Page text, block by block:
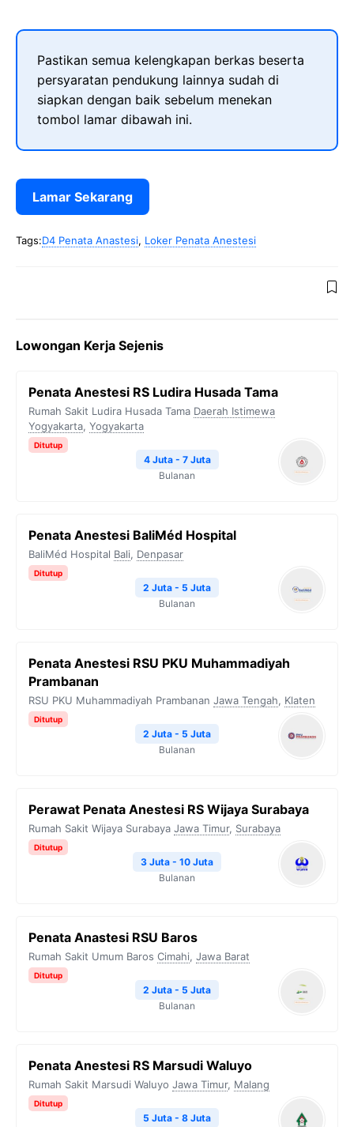
Pastikan semua kelengkapan berkas beserta
persyaratan pendukung lainnya sudah di
siapkan dengan baik sebelum menekan
tombol lamar dibawah ini.
Lamar Sekarang
Tags:D4 Penata Anastesi, Loker Penata Anestesi
Lowongan Kerja Sejenis
Penata Anestesi RS Ludira Husada Tama
Rumah Sakit Ludira Husada Tama Daerah Istimewa
Yogyakarta, Yogyakarta
Ditutup
4 Juta - 7 Juta
Bulanan
Penata Anestesi BaliMéd Hospital
BaliMéd Hospital Bali, Denpasar
Ditutup
2 Juta - 5 Juta
Bulanan
Penata Anestesi RSU PKU Muhammadiyah
Prambanan
RSU PKU Muhammadiyah Prambanan Jawa Tengah, Klaten
Ditutup
2 Juta - 5 Juta
Bulanan
Perawat Penata Anestesi RS Wijaya Surabaya
Rumah Sakit Wijaya Surabaya Jawa Timur, Surabaya
Ditutup
3 Juta - 10 Juta
Bulanan
Penata Anastesi RSU Baros
Rumah Sakit Umum Baros Cimahi, Jawa Barat
Ditutup
2 Juta - 5 Juta
Bulanan
Penata Anestesi RS Marsudi Waluyo
Rumah Sakit Marsudi Waluyo Jawa Timur, Malang
Ditutup
5 Juta - 8 Juta